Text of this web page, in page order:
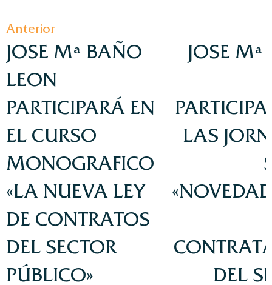
Anterior
JOSE Mª BAÑO
LEON
PARTICIPARÁ EN
EL CURSO
MONOGRAFICO
«LA NUEVA LEY
DE CONTRATOS
DEL SECTOR
PÚBLICO»
JOSE
LAS
DEL